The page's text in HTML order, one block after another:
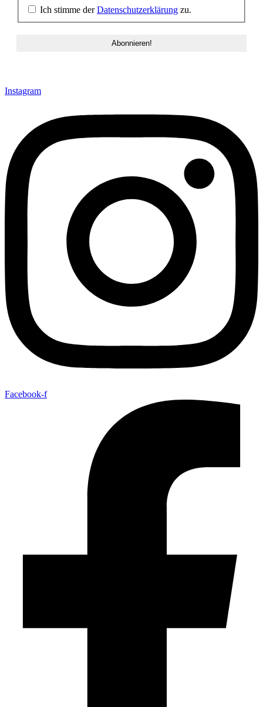
Ich stimme derDatenschutzerklärung zu.
Instagram
Facebook-f